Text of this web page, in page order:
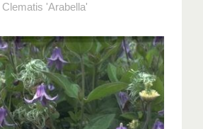
Clematis 'Arabella'